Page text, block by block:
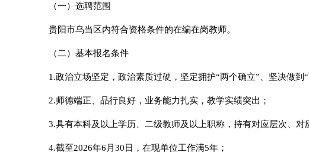
（一）选聘范围
贵阳市乌当区内符合资格条件的在编在岗教师。
（二）基本报名条件
1.政治立场坚定，政治素质过硬，坚定拥护“两个确立”、坚决做到“
2.师德端正、品行良好，业务能力扎实，教学实绩突出；
3.具有本科及以上学历、二级教师及以上职称，持有对应层次、对
4.截至2026年6月30日，在现单位工作满5年；